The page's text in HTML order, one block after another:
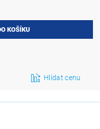
Hlídat cenu